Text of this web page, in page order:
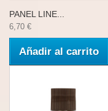
PANEL LINE...
6,70 €
Añadir al carrito